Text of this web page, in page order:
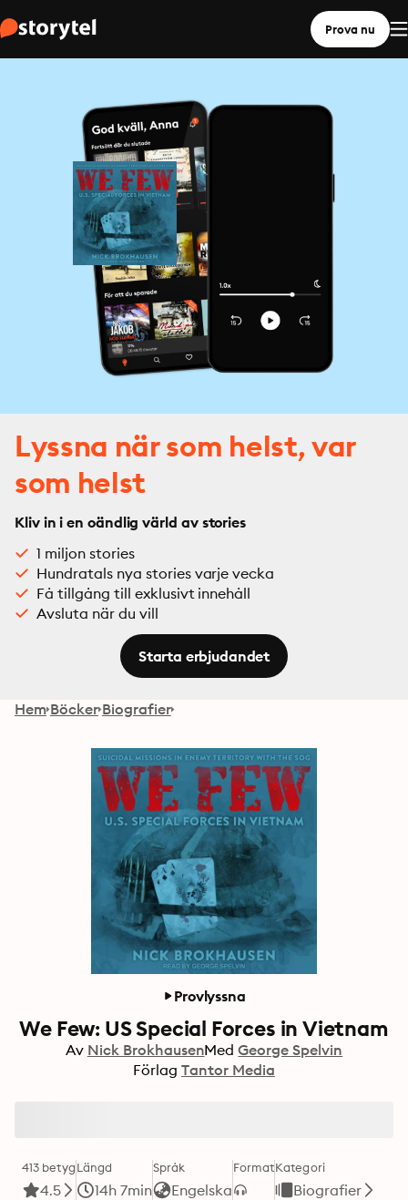
Prova nu
Lyssna när som helst, var
som helst
Kliv in i en oändlig värld av stories
1 miljon stories
Hundratals nya stories varje vecka
Få tillgång till exklusivt innehåll
Avsluta när du vill
Starta erbjudandet
Hem Böcker Biografier
Provlyssna
We Few: US Special Forces in Vietnam
Av Nick BrokhausenMed George Spelvin
Förlag Tantor Media
413 betyg
4.5
Längd
14h 7min
Språk
Engelska
FormatKategori
Biografier